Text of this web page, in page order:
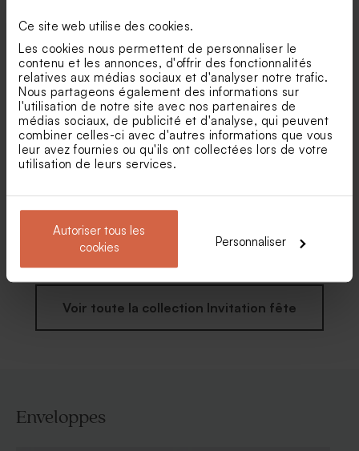
Ce site web utilise des cookies.
Les cookies nous permettent de personnaliser le
contenu et les annonces, d'offrir des fonctionnalités
relatives aux médias sociaux et d'analyser notre trafic.
Nous partageons également des informations sur
l'utilisation de notre site avec nos partenaires de
médias sociaux, de publicité et d'analyse, qui peuvent
combiner celles-ci avec d'autres informations que vous
leur avez fournies ou qu'ils ont collectées lors de votre
utilisation de leurs services.
Autoriser tous les
cookies
Personnaliser
Dragées anniversaire
195 gr (± 507 ex)
Savon fête fond fleur d'or -
anniversaire adulte ticket dejolies fleurs dorure et haut
anniversaire de mariage
photo négative
Voir toute la collection Invitation fête
Enveloppes